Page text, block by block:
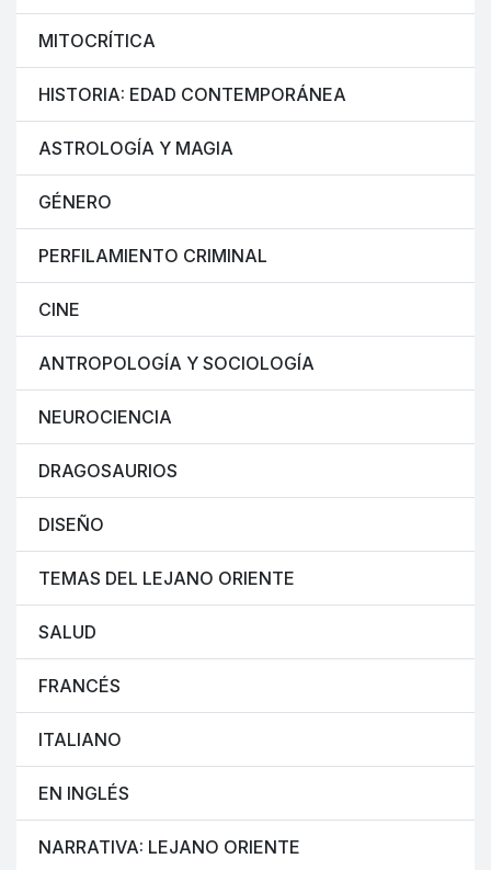
MITOCRÍTICA
HISTORIA: EDAD CONTEMPORÁNEA
ASTROLOGÍA Y MAGIA
GÉNERO
PERFILAMIENTO CRIMINAL
CINE
ANTROPOLOGÍA Y SOCIOLOGÍA
NEUROCIENCIA
DRAGOSAURIOS
DISEÑO
TEMAS DEL LEJANO ORIENTE
SALUD
FRANCÉS
ITALIANO
EN INGLÉS
NARRATIVA: LEJANO ORIENTE